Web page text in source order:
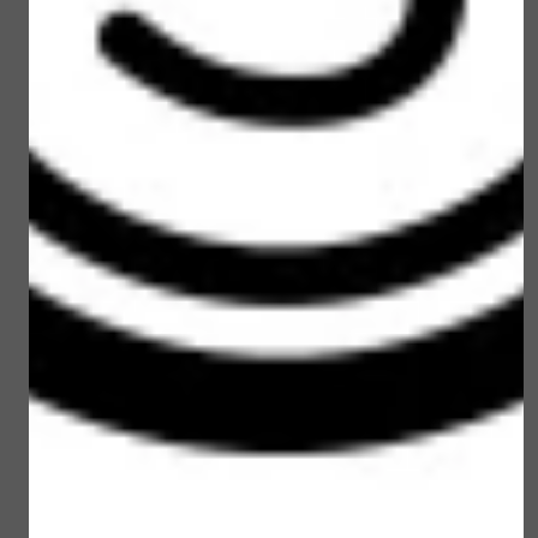
Loveli Eye Make-up
Bekijken
Loveli Sun brush
powder SPF 30
Bekijken